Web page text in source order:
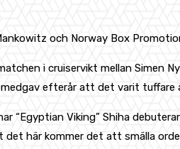
och Norway Box
i cruiservikt mellan Simen
medgav efterår att det varit
“Egyptian Viking” Shiha
här kommer det att smälla